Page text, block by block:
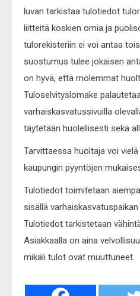
luvan tarkistaa tulotiedot
liitteitä koskien omia ja
tulorekisteriin ei voi antaa
suostumus tulee jokaisen
on hyvä, että molemmat
Tuloselvityslomake
varhaiskasvatussivuilla
täytetään huolellisesti sekä
Tarvittaessa huoltaja voi
kaupungin pyyntöjen
Tulotiedot toimitetaan
sisällä
Tulotiedot tarkistetaan
Asiakkaalla on aina
mikäli tulot ovat muuttuneet.